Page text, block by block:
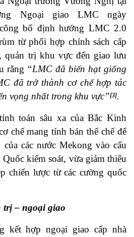
Ngoại giao LMC ngày
bố định hướng LMC 2.0
từ phối hợp chính sách cấp
quản trị khu vực đến giao lưu
rằng “LMC đã biến hạt giống
đã trở thành cơ chế hợp tác
vọng nhất trong khu vực”[3].
toán sâu xa của Bắc Kinh
chế mang tính bán thể chế để
các nước Mekong vào cấu
kiểm soát, vừa giảm thiểu
chiến lược từ các cường quốc
trị – ngoại giao
kết hợp ngoại giao cấp nhà